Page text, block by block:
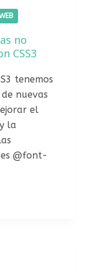
no
CSS3
tenemos
nuevas
el
la
@font-